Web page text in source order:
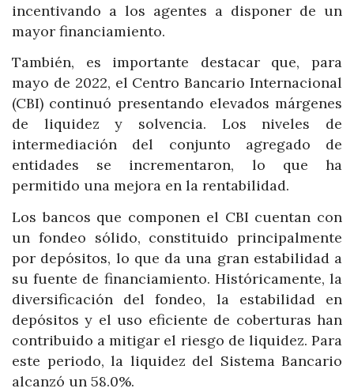
incentivando a los agentes a disponer de un
mayor financiamiento.
También, es importante destacar que, para
mayo de 2022, el Centro Bancario Internacional
(CBI) continuó presentando elevados márgenes
de liquidez y solvencia. Los niveles de
intermediación del conjunto agregado de
entidades se incrementaron, lo que ha
permitido una mejora en la rentabilidad.
Los bancos que componen el CBI cuentan con
un fondeo sólido, constituido principalmente
por depósitos, lo que da una gran estabilidad a
su fuente de financiamiento. Históricamente, la
diversificación del fondeo, la estabilidad en
depósitos y el uso eficiente de coberturas han
contribuido a mitigar el riesgo de liquidez. Para
este periodo, la liquidez del Sistema Bancario
alcanzó un 58.0%.